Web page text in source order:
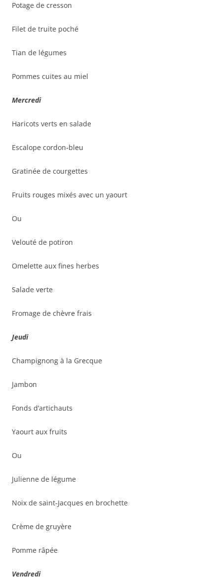
Potage de cresson
Filet de truite poché
Tian de légumes
Pommes cuites au miel
Mercredi
Haricots verts en salade
Escalope cordon-bleu
Gratinée de courgettes
Fruits rouges mixés avec un yaourt
Ou
Velouté de potiron
Omelette aux fines herbes
Salade verte
Fromage de chèvre frais
Jeudi
Champignong à la Grecque
Jambon
Fonds d’artichauts
Yaourt aux fruits
Ou
Julienne de légume
Noix de saint-Jacques en brochette
Crème de gruyère
Pomme râpée
Vendredi